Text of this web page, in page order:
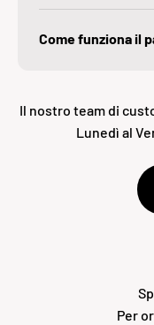
Come funziona il
Il nostro team di
Lunedì al
Per